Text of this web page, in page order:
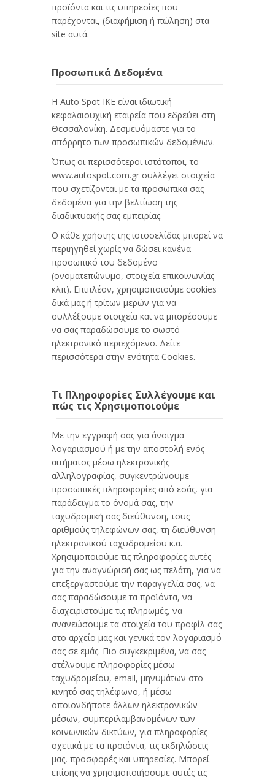
προϊόντα και τις υπηρεσίες που
παρέχονται, (διαφήμιση ή πώληση) στα
site αυτά.
Προσωπικά Δεδομένα
Η Auto Spot IKE είναι ιδιωτική
κεφαλαιουχική εταιρεία που εδρεύει στη
Θεσσαλονίκη. Δεσμευόμαστε για το
απόρρητο των προσωπικών δεδομένων.
Όπως οι περισσότεροι ιστότοποι, το
www.autospot.com.gr συλλέγει στοιχεία
που σχετίζονται με τα προσωπικά σας
δεδομένα για την βελτίωση της
διαδικτυακής σας εμπειρίας.
Ο κάθε χρήστης της ιστοσελίδας μπορεί να
περιηγηθεί χωρίς να δώσει κανένα
προσωπικό του δεδομένο
(ονοματεπώνυμο, στοιχεία επικοινωνίας
κλπ). Επιπλέον, χρησιμοποιούμε cookies
δικά μας ή τρίτων μερών για να
συλλέξουμε στοιχεία και να μπορέσουμε
να σας παραδώσουμε το σωστό
ηλεκτρονικό περιεχόμενο. Δείτε
περισσότερα στην ενότητα Cookies.
Tι Πληροφορίες Συλλέγουμε και
πώς τις Χρησιμοποιούμε
Με την εγγραφή σας για άνοιγμα
λογαριασμού ή με την αποστολή ενός
αιτήματος μέσω ηλεκτρονικής
αλληλογραφίας, συγκεντρώνουμε
προσωπικές πληροφορίες από εσάς, για
παράδειγμα το όνομά σας, την
ταχυδρομική σας διεύθυνση, τους
αριθμούς τηλεφώνων σας, τη διεύθυνση
ηλεκτρονικού ταχυδρομείου κ.α.
Χρησιμοποιούμε τις πληροφορίες αυτές
για την αναγνώρισή σας ως πελάτη, για να
επεξεργαστούμε την παραγγελία σας, να
σας παραδώσουμε τα προϊόντα, να
διαχειριστούμε τις πληρωμές, να
ανανεώσουμε τα στοιχεία του προφίλ σας
στο αρχείο μας και γενικά τον λογαριασμό
σας σε εμάς. Πιο συγκεκριμένα, να σας
στέλνουμε πληροφορίες μέσω
ταχυδρομείου, email, μηνυμάτων στο
κινητό σας τηλέφωνο, ή μέσω
οποιονδήποτε άλλων ηλεκτρονικών
μέσων, συμπεριλαμβανομένων των
κοινωνικών δικτύων, για πληροφορίες
σχετικά με τα προϊόντα, τις εκδηλώσεις
μας, προσφορές και υπηρεσίες. Μπορεί
επίσης να χρησιμοποιήσουμε αυτές τις